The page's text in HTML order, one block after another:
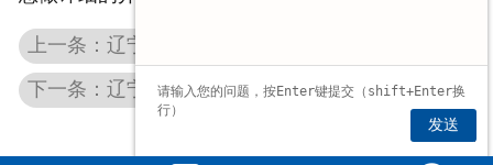
上一条：辽宁起重机电气柜的作用以及使用要求
下一条：辽宁铝壳电阻和电位器的区别是什么
发送